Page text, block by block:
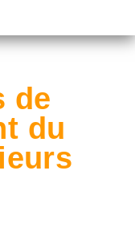
de
du